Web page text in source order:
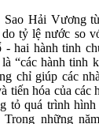
Sao Hải Vương
do tỷ lệ nước so
- hai hành tinh
“các hành tinh
chỉ giúp các
tiến hóa của
tỏ quá trình
những